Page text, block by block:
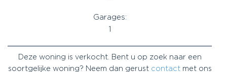
Garages:
1
Deze woning is verkocht. Bent u op zoek naar een
soortgelijke woning? Neem dan gerust contactmet ons